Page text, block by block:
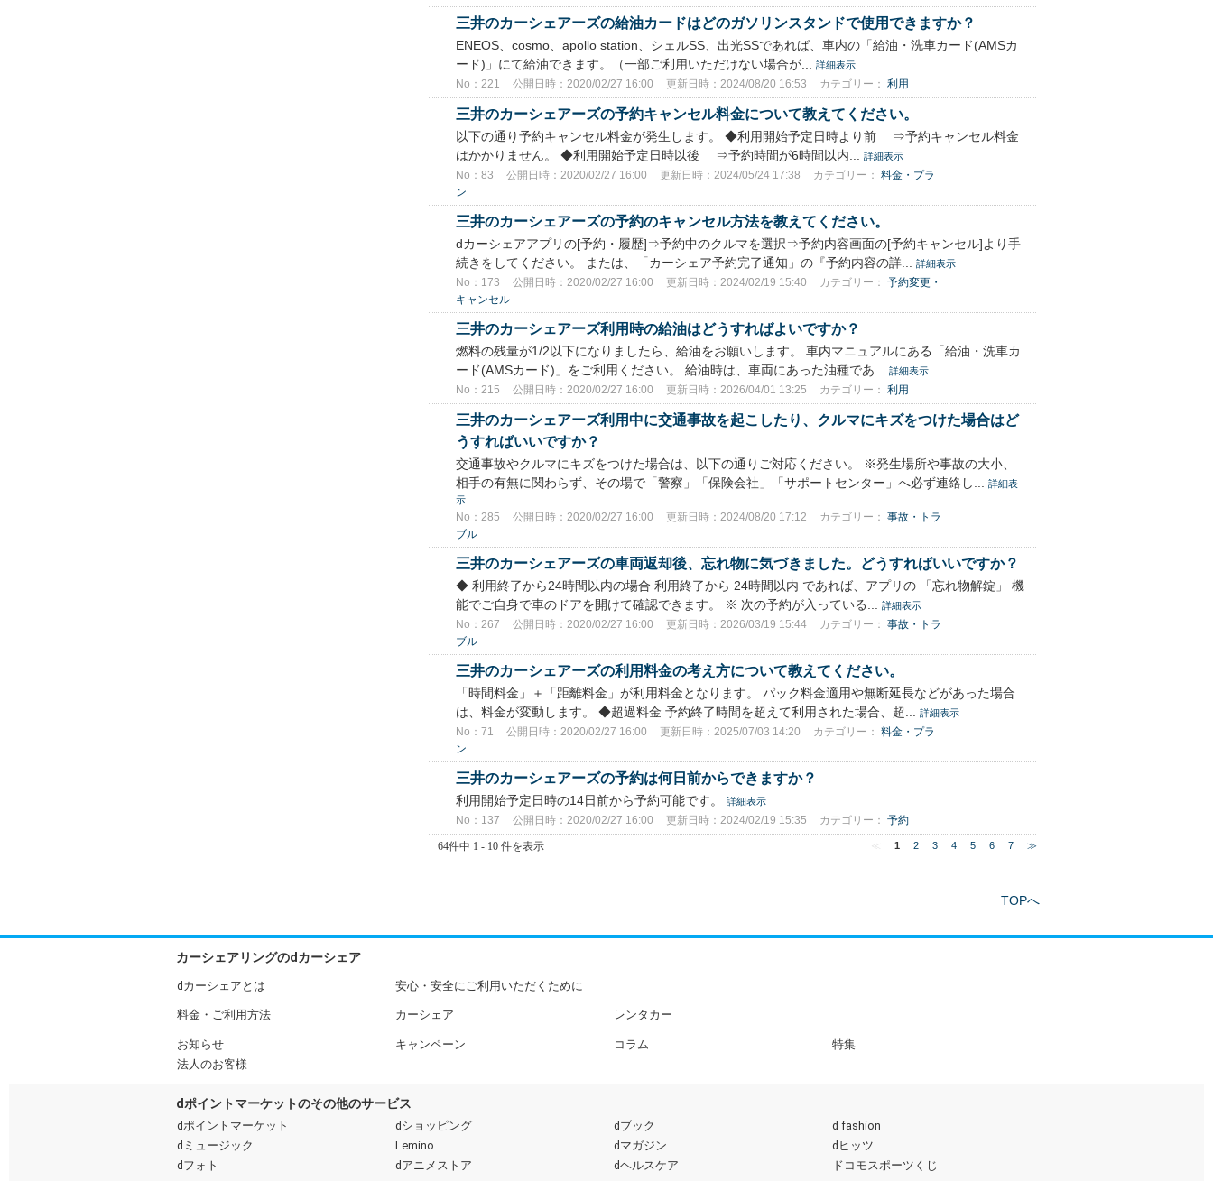
三井のカーシェアーズの給油カードはどのガソリンスタンドで使用できますか？
ENEOS、cosmo、apollo station、シェルSS、出光SSであれば、車内の「給油・洗車カード(AMSカ
ード)」にて給油できます。（一部ご利用いただけない場合が...
詳細表示
No：221 公開日時：2020/02/27 16:00 更新日時：2024/08/20 16:53 カテゴリー： 利用
三井のカーシェアーズの予約キャンセル料金について教えてください。
以下の通り予約キャンセル料金が発生します。 ◆利用開始予定日時より前 ⇒予約キャンセル料金
はかかりません。 ◆利用開始予定日時以後 ⇒予約時間が6時間以内...
詳細表示
No：83 公開日時：2020/02/27 16:00 更新日時：2024/05/24 17:38 カテゴリー： 料金・プラ
ン
三井のカーシェアーズの予約のキャンセル方法を教えてください。
dカーシェアアプリの[予約・履歴]⇒予約中のクルマを選択⇒予約内容画面の[予約キャンセル]より手
続きをしてください。 または、「カーシェア予約完了通知」の『予約内容の詳...
詳細表示
No：173 公開日時：2020/02/27 16:00 更新日時：2024/02/19 15:40 カテゴリー： 予約変更・
キャンセル
三井のカーシェアーズ利用時の給油はどうすればよいですか？
燃料の残量が1/2以下になりましたら、給油をお願いします。 車内マニュアルにある「給油・洗車カ
ード(AMSカード)」をご利用ください。 給油時は、車両にあった油種であ...
詳細表示
No：215 公開日時：2020/02/27 16:00 更新日時：2026/04/01 13:25 カテゴリー： 利用
三井のカーシェアーズ利用中に交通事故を起こしたり、クルマにキズをつけた場合はど
うすればいいですか？
交通事故やクルマにキズをつけた場合は、以下の通りご対応ください。 ※発生場所や事故の大小、
相手の有無に関わらず、その場で「警察」「保険会社」「サポートセンター」へ必ず連絡し...
詳細表
示
No：285 公開日時：2020/02/27 16:00 更新日時：2024/08/20 17:12 カテゴリー： 事故・トラ
ブル
三井のカーシェアーズの車両返却後、忘れ物に気づきました。どうすればいいですか？
◆ 利用終了から24時間以内の場合 利用終了から 24時間以内 であれば、アプリの 「忘れ物解錠」 機
能でご自身で車のドアを開けて確認できます。 ※ 次の予約が入っている...
詳細表示
No：267 公開日時：2020/02/27 16:00 更新日時：2026/03/19 15:44 カテゴリー： 事故・トラ
ブル
三井のカーシェアーズの利用料金の考え方について教えてください。
「時間料金」＋「距離料金」が利用料金となります。 パック料金適用や無断延長などがあった場合
は、料金が変動します。 ◆超過料金 予約終了時間を超えて利用された場合、超...
詳細表示
No：71 公開日時：2020/02/27 16:00 更新日時：2025/07/03 14:20 カテゴリー： 料金・プラ
ン
三井のカーシェアーズの予約は何日前からできますか？
利用開始予定日時の14日前から予約可能です。 詳細表示
No：137 公開日時：2020/02/27 16:00 更新日時：2024/02/19 15:35 カテゴリー： 予約
64件中 1 - 10 件を表示 1 2 3 4 5 6 7 ≫
TOPへ
カーシェアリングのdカーシェア
dカーシェアとは 安心・安全にご利用いただくために
料金・ご利用方法 カーシェア レンタカー
お知らせ キャンペーン コラム
特集
法人のお客様
dポイントマーケットのその他のサービス
dポイントマーケット dショッピング dブック
d fashion
dミュージック
Lemino dマガジン
dヒッツ
dフォト
dアニメストア dヘルスケア ドコモスポーツくじ